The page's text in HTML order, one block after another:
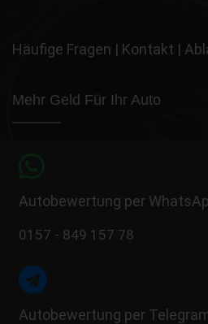
Häufige Fragen | Kontakt |
Mehr Geld Für Ihr Auto
Autobewertung per
0157 - 849 157 78
Autobewertung per